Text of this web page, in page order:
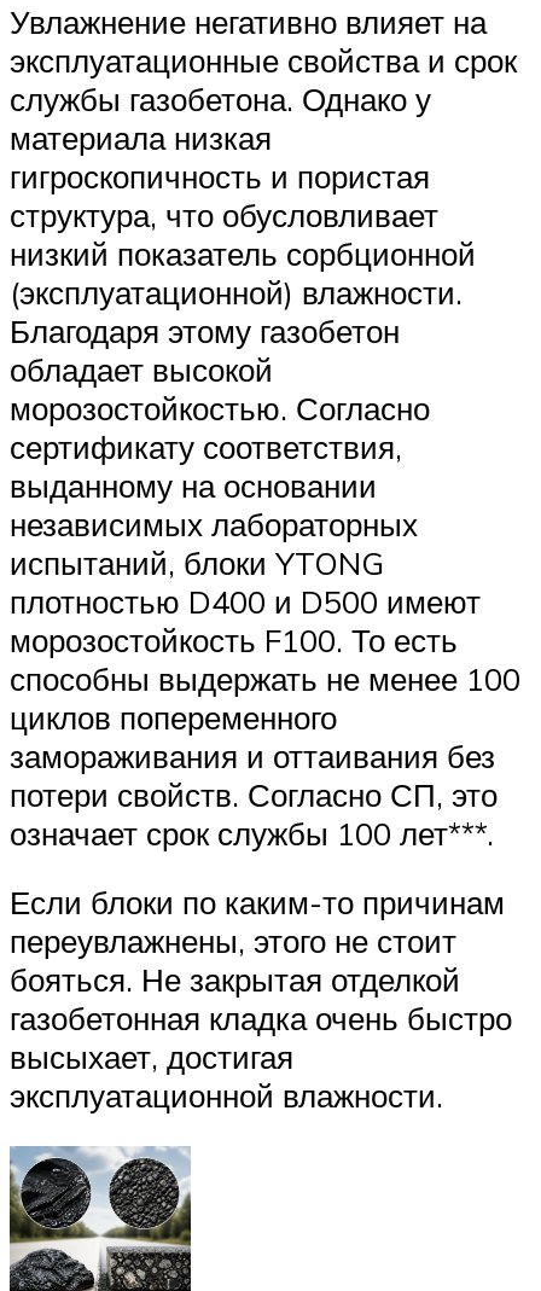
Увлажнение негативно влияет на
эксплуатационные свойства и срок
службы газобетона. Однако у
материала низкая
гигроскопичность и пористая
структура, что обусловливает
низкий показатель сорбционной
(эксплуатационной) влажности.
Благодаря этому газобетон
обладает высокой
морозостойкостью. Согласно
сертификату соответствия,
выданному на основании
независимых лабораторных
испытаний, блоки YTONG
плотностью D400 и D500 имеют
морозостойкость F100. То есть
способны выдержать не менее 100
циклов попеременного
замораживания и оттаивания без
потери свойств. Согласно СП, это
означает срок службы 100 лет***.
Если блоки по каким-то причинам
переувлажнены, этого не стоит
бояться. Не закрытая отделкой
газобетонная кладка очень быстро
высыхает, достигая
эксплуатационной влажности.